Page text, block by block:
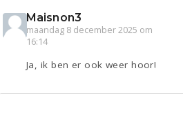
Maisnon3
maandag 8 december 2025 om
16:14
Ja, ik ben er ook weer hoor!